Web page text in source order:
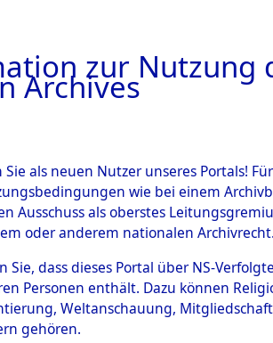
ITS
4Akten
zur Nutzung
Archives
als neuen Nutzer unseres Portals!
wie bei einem
Ausschuss als oberstes
oder anderem nationalen
Sie, dass dieses Portal über NS-
Personen enthält. Dazu können
Weltanschauung,
gehören.